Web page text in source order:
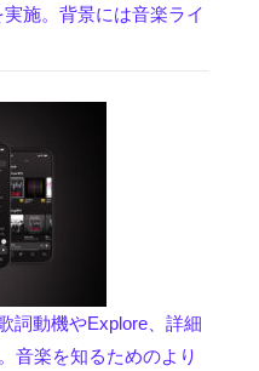
施。背景には音楽ライ
詞動機やExplore、詳細
音楽を知るためのより